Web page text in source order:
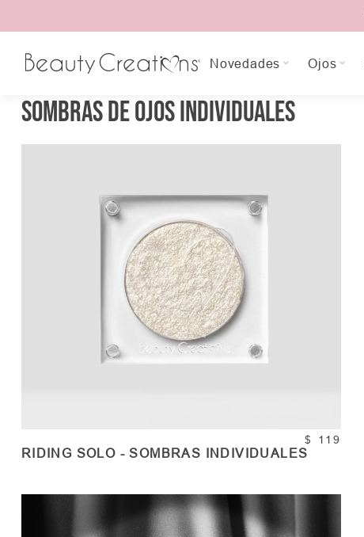
Novedades Ojos
Sombras de Ojos Individuales
$ 119
RIDING SOLO - SOMBRAS INDIVIDUALES